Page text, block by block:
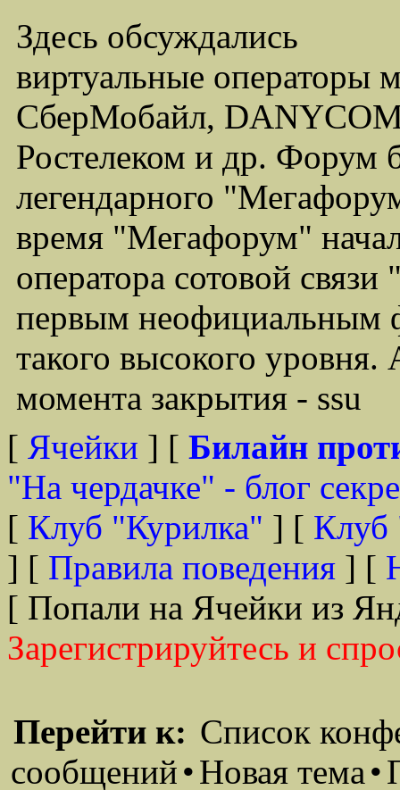
Здесь обсуждались
виртуальные операторы
СберМобайл,
Ростелеком и др. Форум
легендарного
время "Мегафорум"
оператора сотовой
первым неофициальным
такого высокого
момента закрытия - ssu
[ Ячейки ] [ Билайн
"На чердачке" - блог
[ Клуб "Курилка" ] [ Клуб
] [ Правила поведения ] [
[ Попали на Ячейки из
Зарегистрируйтесь и
Перейти к: Список
сообщений•Новая тема•